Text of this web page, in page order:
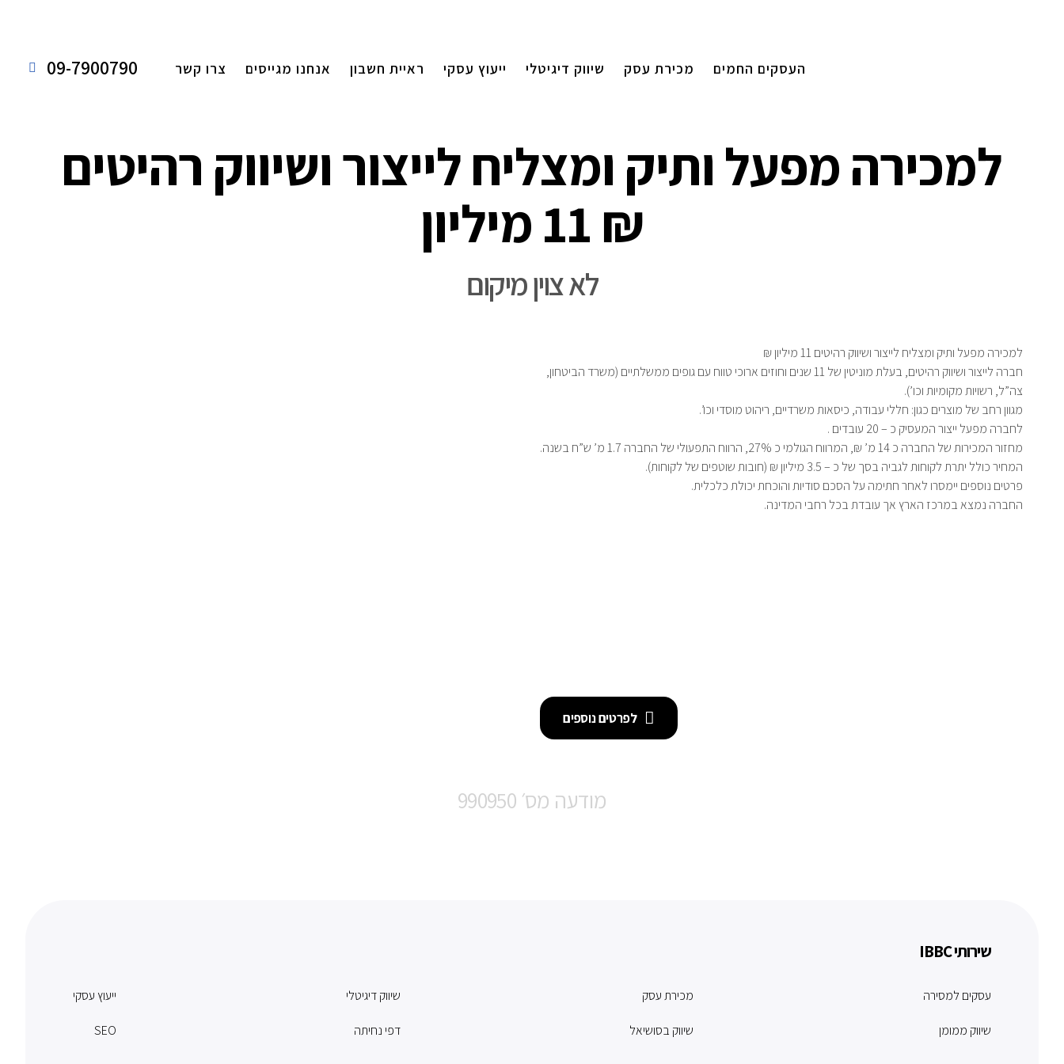
09-7900790 צרו קשר אנחנו מגייסים ראיית חשבון ייעוץ עסקי שיווק דיגיטלי מכירת עסק העסקים החמים
למכירה מפעל ותיק ומצליח לייצור ושיווק רהיטים
11 מיליון ₪
לא צוין מיקום
למכירה מפעל ותיק ומצליח לייצור ושיווק רהיטים 11 מיליון ₪
חברה לייצור ושיווק רהיטים, בעלת מוניטין של 11 שנים וחוזים ארוכי טווח עם גופים ממשלתיים (משרד הביטחון,
צה”ל, רשויות מקומיות וכו’).
מגוון רחב של מוצרים כגון: חללי עבודה, כיסאות משרדיים, ריהוט מוסדי וכו’.
לחברה מפעל ייצור המעסיק כ – 20 עובדים .
מחזור המכירות של החברה כ 14 מ’ ₪, המרווח הגולמי כ 27%, הרווח התפעולי של החברה 1.7 מ’ ש”ח בשנה.
המחיר כולל יתרת לקוחות לגביה בסך של כ – 3.5 מיליון ₪ (חובות שוטפים של לקוחות).
פרטים נוספים יימסרו לאחר חתימה על הסכם סודיות והוכחת יכולת כלכלית.
החברה נמצא במרכז הארץ אך עובדת בכל רחבי המדינה.
לפרטים נוספים
מודעה מס׳ 990950
שירותי IBBC
ייעוץ עסקי
SEO
שיווק דיגיטלי
דפי נחיתה
מכירת עסק
שיווק בסושיאל
עסקים למסירה
שיווק ממומן